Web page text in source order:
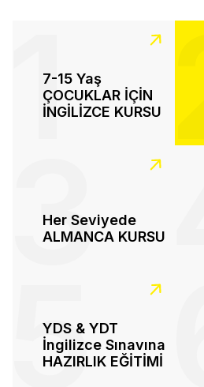
7-15 Yaş
ÇOCUKLAR İÇİN
İNGİLİZCE KURSU
1
Her Seviyede
ALMANCA KURSU
3
YDS & YDT
İngilizce Sınavına
HAZIRLIK EĞİTİMİ
5